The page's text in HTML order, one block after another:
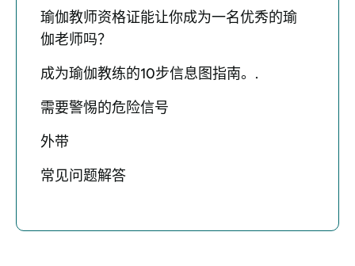
瑜伽教师资格证能让你成为一名优秀的瑜
伽老师吗？
成为瑜伽教练的10步信息图指南。.
需要警惕的危险信号
外带
常见问题解答